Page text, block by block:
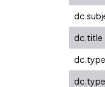
dc.title